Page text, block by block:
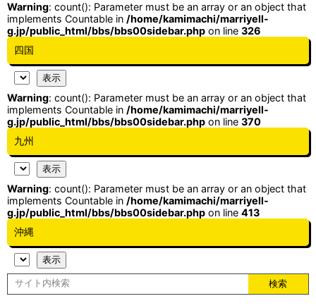
Warning: count(): Parameter must be an array or an object that
implements Countable in /home/kamimachi/marriyell-
g.jp/public_html/bbs/bbs00sidebar.php on line 326
四国
Warning: count(): Parameter must be an array or an object that
implements Countable in /home/kamimachi/marriyell-
g.jp/public_html/bbs/bbs00sidebar.php on line 370
九州
Warning: count(): Parameter must be an array or an object that
implements Countable in /home/kamimachi/marriyell-
g.jp/public_html/bbs/bbs00sidebar.php on line 413
沖縄